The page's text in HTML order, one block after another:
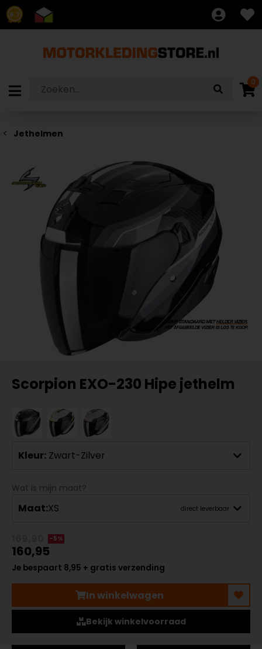
8.7
0
Jethelmen
Scorpion EXO-230 Hipe jethelm
Kleur: Zwart-Zilver
Wat is mijn maat?
Maat:XS direct leverbaar
-5%
160,95
Je bespaart 8,95 + gratis verzending
In winkelwagen
Bekijk winkelvoorraad